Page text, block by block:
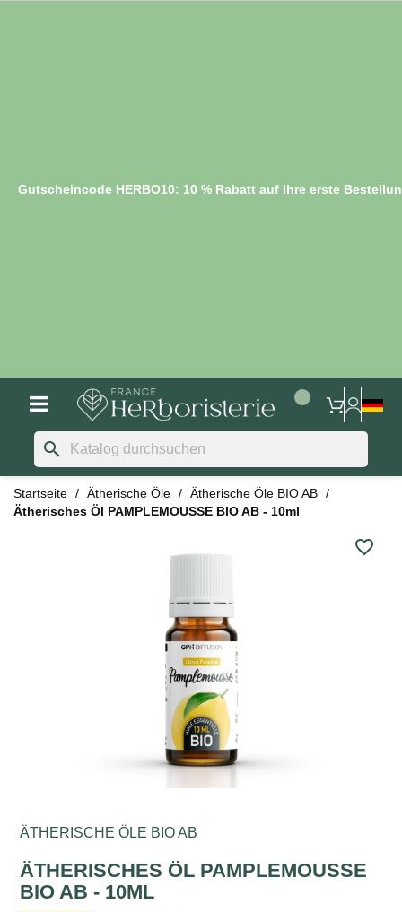
Gutscheincode HERBO10: 10 % Rabatt auf Ihre erste
search
Startseite Ätherische Öle
Ätherische Öle BIO AB
Ätherisches Öl PAMPLEMOUSSE BIO AB - 10ml
favorite_border
ÄTHERISCHE ÖLE BIO AB
ÄTHERISCHES ÖL PAMPLEMOUSSE
BIO AB - 10ML